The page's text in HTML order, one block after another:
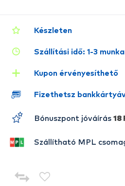
Készleten
Szállítási idő: 1-3
Kupon érvényesíthető
Fizethetsz
Bónuszpont jóváírás 18
Szállítható MPL